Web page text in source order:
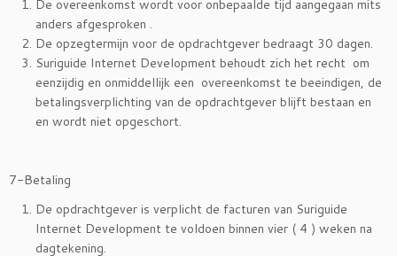
De overeenkomst wordt voor onbepaalde tijd aangegaan mits
anders afgesproken .
De opzegtermijn voor de opdrachtgever bedraagt 30 dagen.
Suriguide Internet Development behoudt zich het recht om
eenzijdig en onmiddellijk een overeenkomst te beeindigen, de
betalingsverplichting van de opdrachtgever blijft bestaan en
en wordt niet opgeschort.
7-Betaling
De opdrachtgever is verplicht de facturen van Suriguide
Internet Development te voldoen binnen vier ( 4 ) weken na
dagtekening.